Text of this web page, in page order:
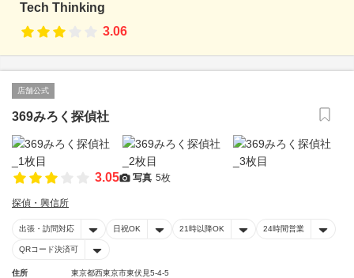
Tech Thinking
3.06
店舗公式
369みろく探偵社
3.05 写真 5枚
探偵・興信所
出張・訪問対応 日祝OK 21時以降OK 24時間営業
QRコード決済可
住所
東京都西東京市東伏見5-4-5